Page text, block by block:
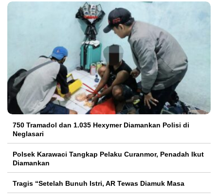
750 Tramadol dan 1.035 Hexymer Diamankan Polisi di
Neglasari
Polsek Karawaci Tangkap Pelaku Curanmor, Penadah Ikut
Diamankan
Tragis “Setelah Bunuh Istri, AR Tewas Diamuk Masa